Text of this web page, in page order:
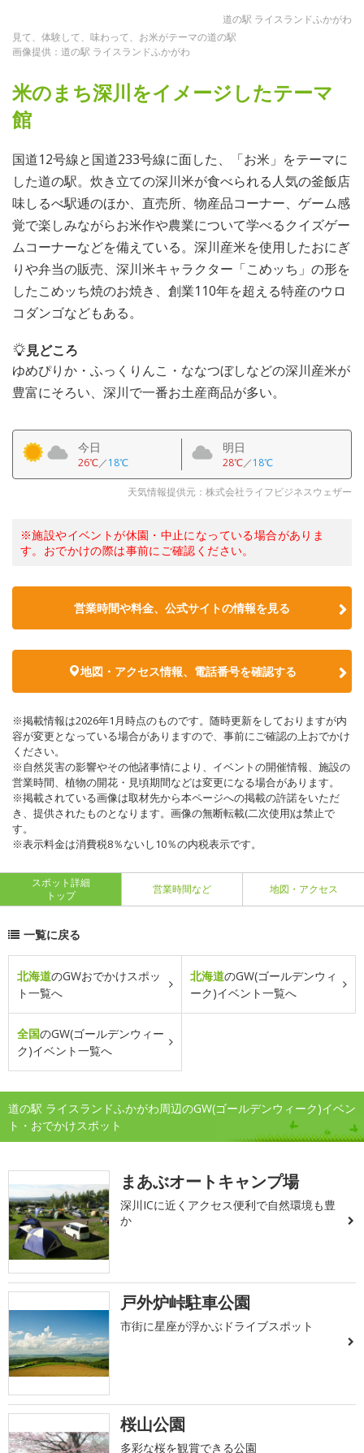
道の駅 ライスランドふかがわ
見て、体験して、味わって、お米がテーマの道の駅
画像提供：道の駅 ライスランドふかがわ
米のまち深川をイメージしたテーマ
館
国道12号線と国道233号線に面した、「お米」をテーマに
した道の駅。炊き立ての深川米が食べられる人気の釜飯店
味しるべ駅逓のほか、直売所、物産品コーナー、ゲーム感
覚で楽しみながらお米作や農業について学べるクイズゲー
ムコーナーなどを備えている。深川産米を使用したおにぎ
りや弁当の販売、深川米キャラクター「こめッち」の形を
したこめッち焼のお焼き、創業110年を超える特産のウロ
コダンゴなどもある。
見どころ
ゆめぴりか・ふっくりんこ・ななつぼしなどの深川産米が
豊富にそろい、深川で一番お土産商品が多い。
今日
26℃／18℃
明日
28℃／18℃
天気情報提供元：株式会社ライフビジネスウェザー
※施設やイベントが休園・中止になっている場合がありま
す。おでかけの際は事前にご確認ください。
営業時間や料金、公式サイトの情報を見る
地図・アクセス情報、電話番号を確認する
※掲載情報は2026年1月時点のものです。随時更新をしておりますが内
容が変更となっている場合がありますので、事前にご確認の上おでかけ
ください。
※自然災害の影響やその他諸事情により、イベントの開催情報、施設の
営業時間、植物の開花・見頃期間などは変更になる場合があります。
※掲載されている画像は取材先から本ページへの掲載の許諾をいただ
き、提供されたものとなります。画像の無断転載(二次使用)は禁止で
す。
※表示料金は消費税8％ないし10％の内税表示です。
スポット詳細
トップ
営業時間など 地図・アクセス
一覧に戻る
北海道のGWおでかけスポッ
ト一覧へ
北海道のGW(ゴールデンウィ
ーク)イベント一覧へ
全国のGW(ゴールデンウィー
ク)イベント一覧へ
道の駅 ライスランドふかがわ周辺のGW(ゴールデンウィーク)イベン
ト・おでかけスポット
まあぶオートキャンプ場
深川ICに近くアクセス便利で自然環境も豊
か
戸外炉峠駐車公園
市街に星座が浮かぶドライブスポット
桜山公園
多彩な桜を観賞できる公園